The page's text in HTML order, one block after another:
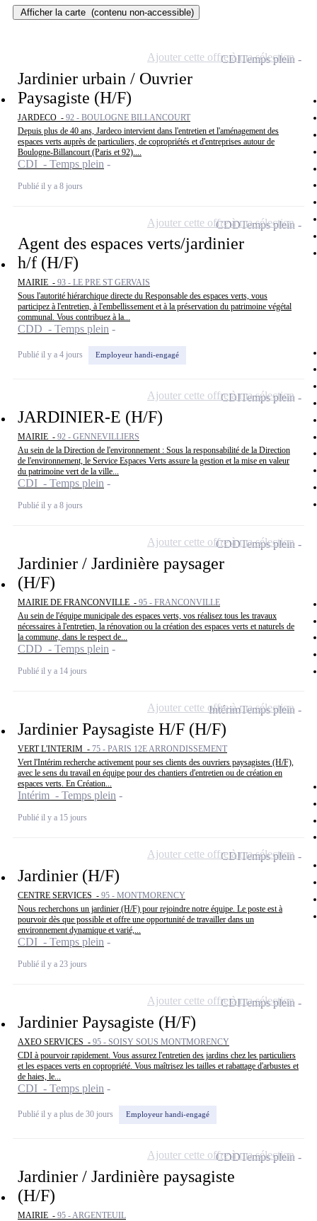
Afficher la carte (contenu non-accessible)
Jardinier urbain / Ouvrier
Paysagiste (H/F)
JARDECO - 92 - BOULOGNE BILLANCOURT
Depuis plus de 40 ans, Jardeco intervient dans l'entretien et l'aménagement des
espaces verts auprès de particuliers, de copropriétés et d'entreprises autour de
Boulogne-Billancourt (Paris et 92)....
CDI - Temps plein
Publié il y a 8 jours
CDITemps plein
Ajouter cette offre à ma sélection
Agent des espaces verts/jardinier
h/f (H/F)
MAIRIE - 93 - LE PRE ST GERVAIS
Sous l'autorité hiérarchique directe du Responsable des espaces verts, vous
participez à l'entretien, à l'embellissement et à la préservation du patrimoine végétal
communal. Vous contribuez à la...
CDD - Temps plein
Publié il y a 4 jours Employeur handi-engagé
CDDTemps plein
Ajouter cette offre à ma sélection
JARDINIER-E (H/F)
MAIRIE - 92 - GENNEVILLIERS
Au sein de la Direction de l'environnement : Sous la responsabilité de la Direction
de l'environnement, le Service Espaces Verts assure la gestion et la mise en valeur
du patrimoine vert de la ville...
CDI - Temps plein
Publié il y a 8 jours
CDITemps plein
Ajouter cette offre à ma sélection
Jardinier / Jardinière paysager
(H/F)
MAIRIE DE FRANCONVILLE - 95 - FRANCONVILLE
Au sein de l'équipe municipale des espaces verts, vos réalisez tous les travaux
nécessaires à l'entretien, la rénovation ou la création des espaces verts et naturels de
la commune, dans le respect de...
CDD - Temps plein
Publié il y a 14 jours
CDDTemps plein
Ajouter cette offre à ma sélection
Jardinier Paysagiste H/F (H/F)
VERT L'INTERIM - 75 - PARIS 12E ARRONDISSEMENT
Vert l'Intérim recherche activement pour ses clients des ouvriers paysagistes (H/F),
avec le sens du travail en équipe pour des chantiers d'entretien ou de création en
espaces verts. En Création...
Intérim - Temps plein
Publié il y a 15 jours
IntérimTemps plein
Ajouter cette offre à ma sélection
Jardinier (H/F)
CENTRE SERVICES - 95 - MONTMORENCY
Nous recherchons un jardinier (H/F) pour rejoindre notre équipe. Le poste est à
pourvoir dès que possible et offre une opportunité de travailler dans un
environnement dynamique et varié,...
CDI - Temps plein
Publié il y a 23 jours
CDITemps plein
Ajouter cette offre à ma sélection
Jardinier Paysagiste (H/F)
AXEO SERVICES - 95 - SOISY SOUS MONTMORENCY
CDI à pourvoir rapidement. Vous assurez l'entretien des jardins chez les particuliers
et les espaces verts en copropriété. Vous maîtrisez les tailles et rabattage d'arbustes et
de haies, le...
CDI - Temps plein
Publié il y a plus de 30 jours Employeur handi-engagé
CDITemps plein
Ajouter cette offre à ma sélection
Jardinier / Jardinière paysagiste
(H/F)
MAIRIE - 95 - ARGENTEUIL
CDDTemps plein
Ajouter cette offre à ma sélection